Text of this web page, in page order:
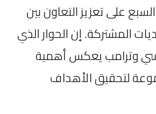
على تعزيز التعاون بين
المشتركة. إن الحوار الذي
وترامب يعكس أهمية
لتحقيق الأهداف